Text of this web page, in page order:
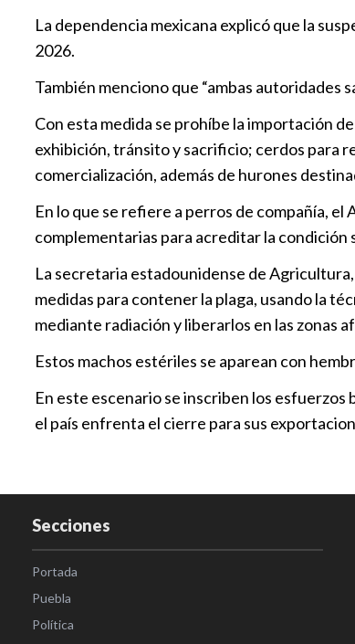
La dependencia mexicana explicó que la
2026.
También menciono que “ambas
Con esta medida se prohíbe la importación
exhibición, tránsito y sacrificio; cerdos para
comercialización, además de hurones
En lo que se refiere a perros de compañía,
complementarias para acreditar la condición
La secretaria estadounidense de
medidas para contener la plaga, usando la
mediante radiación y liberarlos en las zonas
Estos machos estériles se aparean con
En este escenario se inscriben los
el país enfrenta el cierre para sus
Secciones
Portada
Puebla
Política